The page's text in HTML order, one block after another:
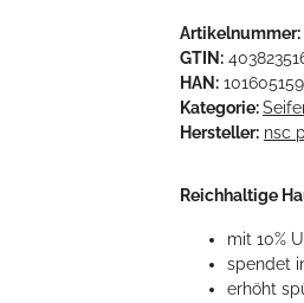
Artikelnummer:
GTIN:
HAN: 101605159
Kategorie:
Hersteller: nsc
Reichhaltige
mit 10%
spendet
erhöht